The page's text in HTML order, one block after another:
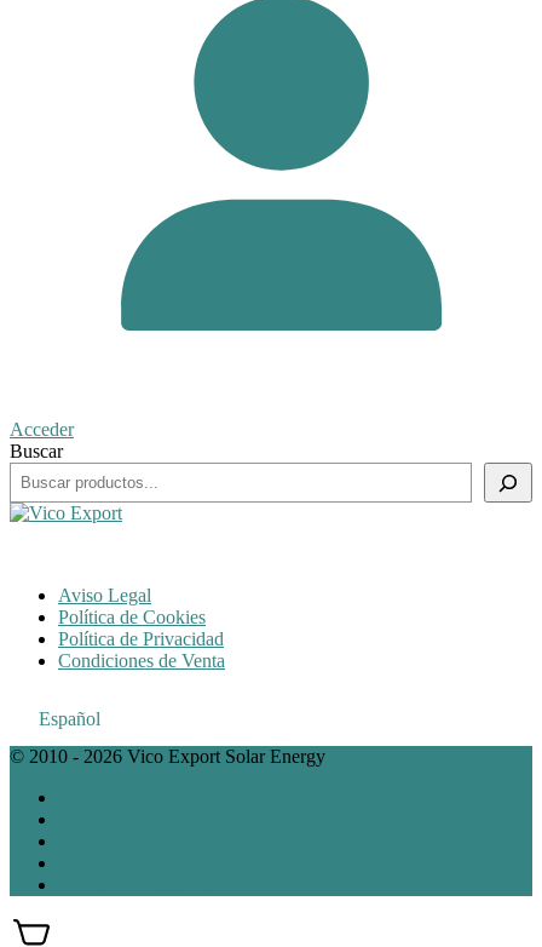
Acceder
Buscar
Aviso Legal
Política de Cookies
Política de Privacidad
Condiciones de Venta
Español
© 2010 - 2026 Vico Export Solar Energy